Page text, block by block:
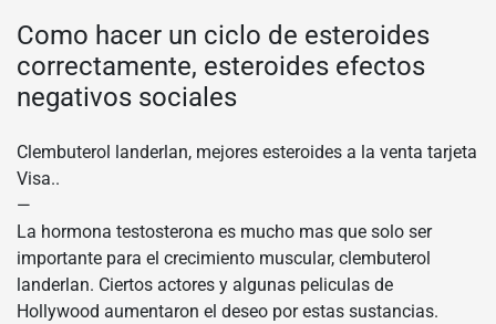
Como hacer un ciclo de esteroides
correctamente, esteroides efectos
negativos sociales
Clembuterol landerlan, mejores esteroides a la venta tarjeta
Visa..
—
La hormona testosterona es mucho mas que solo ser
importante para el crecimiento muscular, clembuterol
landerlan. Ciertos actores y algunas peliculas de
Hollywood aumentaron el deseo por estas sustancias.